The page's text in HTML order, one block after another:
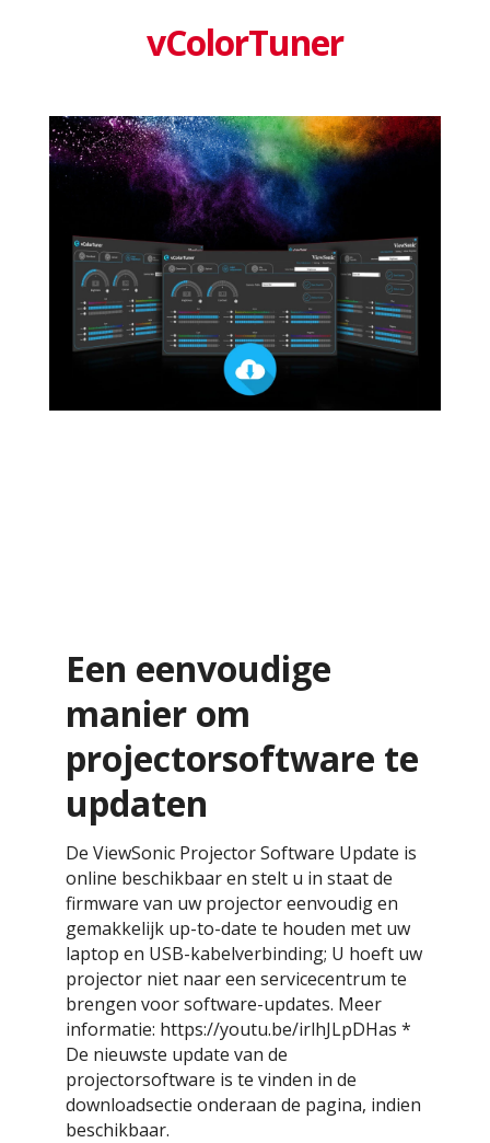
vColorTuner
Een eenvoudige
manier om
projectorsoftware te
updaten
De ViewSonic Projector Software Update is
online beschikbaar en stelt u in staat de
firmware van uw projector eenvoudig en
gemakkelijk up-to-date te houden met uw
laptop en USB-kabelverbinding; U hoeft uw
projector niet naar een servicecentrum te
brengen voor software-updates. Meer
informatie: https://youtu.be/irlhJLpDHas *
De nieuwste update van de
projectorsoftware is te vinden in de
downloadsectie onderaan de pagina, indien
beschikbaar.